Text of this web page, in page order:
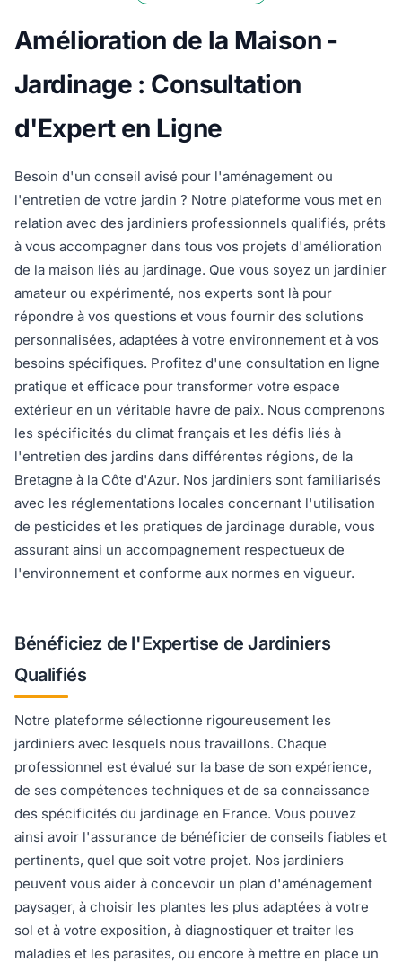
Amélioration de la Maison -
Jardinage : Consultation
d'Expert en Ligne
Besoin d'un conseil avisé pour l'aménagement ou
l'entretien de votre jardin ? Notre plateforme vous met en
relation avec des jardiniers professionnels qualifiés, prêts
à vous accompagner dans tous vos projets d'amélioration
de la maison liés au jardinage. Que vous soyez un jardinier
amateur ou expérimenté, nos experts sont là pour
répondre à vos questions et vous fournir des solutions
personnalisées, adaptées à votre environnement et à vos
besoins spécifiques. Profitez d'une consultation en ligne
pratique et efficace pour transformer votre espace
extérieur en un véritable havre de paix. Nous comprenons
les spécificités du climat français et les défis liés à
l'entretien des jardins dans différentes régions, de la
Bretagne à la Côte d'Azur. Nos jardiniers sont familiarisés
avec les réglementations locales concernant l'utilisation
de pesticides et les pratiques de jardinage durable, vous
assurant ainsi un accompagnement respectueux de
l'environnement et conforme aux normes en vigueur.
Bénéficiez de l'Expertise de Jardiniers
Qualifiés
Notre plateforme sélectionne rigoureusement les
jardiniers avec lesquels nous travaillons. Chaque
professionnel est évalué sur la base de son expérience,
de ses compétences techniques et de sa connaissance
des spécificités du jardinage en France. Vous pouvez
ainsi avoir l'assurance de bénéficier de conseils fiables et
pertinents, quel que soit votre projet. Nos jardiniers
peuvent vous aider à concevoir un plan d'aménagement
paysager, à choisir les plantes les plus adaptées à votre
sol et à votre exposition, à diagnostiquer et traiter les
maladies et les parasites, ou encore à mettre en place un